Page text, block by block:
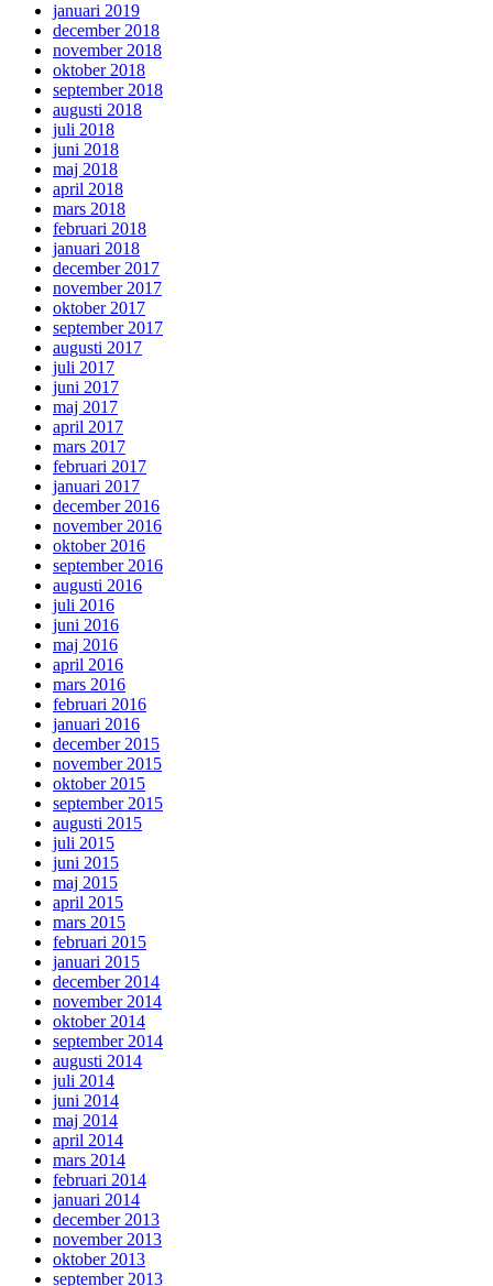
januari 2019
december 2018
november 2018
oktober 2018
september 2018
augusti 2018
juli 2018
juni 2018
maj 2018
april 2018
mars 2018
februari 2018
januari 2018
december 2017
november 2017
oktober 2017
september 2017
augusti 2017
juli 2017
juni 2017
maj 2017
april 2017
mars 2017
februari 2017
januari 2017
december 2016
november 2016
oktober 2016
september 2016
augusti 2016
juli 2016
juni 2016
maj 2016
april 2016
mars 2016
februari 2016
januari 2016
december 2015
november 2015
oktober 2015
september 2015
augusti 2015
juli 2015
juni 2015
maj 2015
april 2015
mars 2015
februari 2015
januari 2015
december 2014
november 2014
oktober 2014
september 2014
augusti 2014
juli 2014
juni 2014
maj 2014
april 2014
mars 2014
februari 2014
januari 2014
december 2013
november 2013
oktober 2013
september 2013